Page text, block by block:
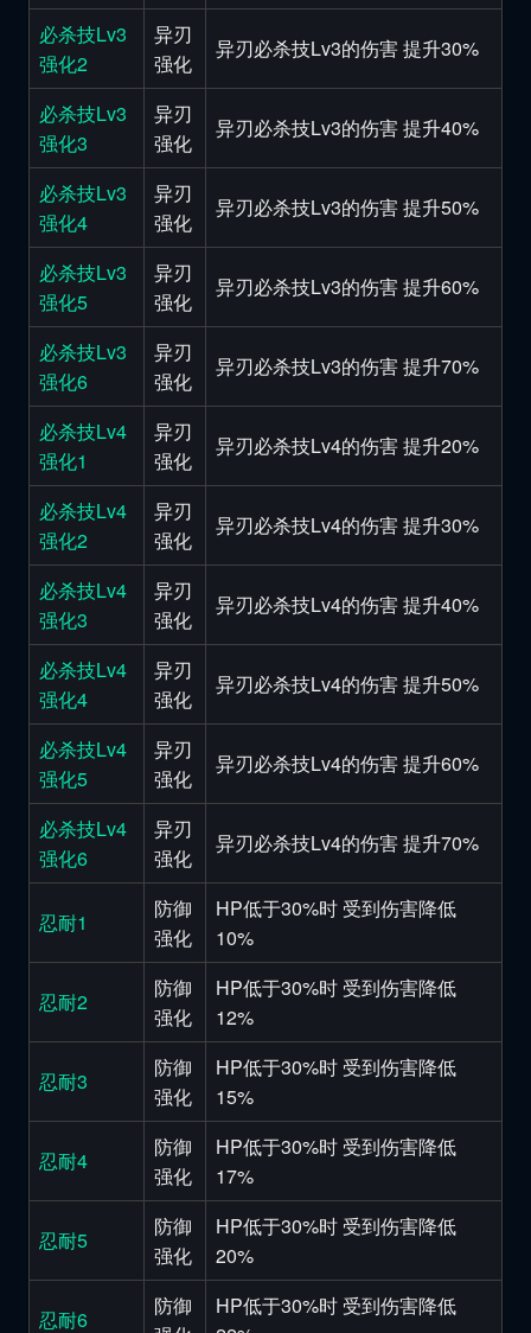
必杀技Lv3
强化2
异刃
强化
异刃必杀技Lv3的伤害 提升30%
必杀技Lv3
强化3
异刃
强化
异刃必杀技Lv3的伤害 提升40%
必杀技Lv3
强化4
异刃
强化
异刃必杀技Lv3的伤害 提升50%
必杀技Lv3
强化5
异刃
强化
异刃必杀技Lv3的伤害 提升60%
必杀技Lv3
强化6
异刃
强化
异刃必杀技Lv3的伤害 提升70%
必杀技Lv4
强化1
异刃
强化
异刃必杀技Lv4的伤害 提升20%
必杀技Lv4
强化2
异刃
强化
异刃必杀技Lv4的伤害 提升30%
必杀技Lv4
强化3
异刃
强化
异刃必杀技Lv4的伤害 提升40%
必杀技Lv4
强化4
异刃
强化
异刃必杀技Lv4的伤害 提升50%
必杀技Lv4
强化5
异刃
强化
异刃必杀技Lv4的伤害 提升60%
必杀技Lv4
强化6
异刃
强化
异刃必杀技Lv4的伤害 提升70%
忍耐1
防御
强化
HP低于30%时 受到伤害降低
10%
忍耐2
防御
强化
HP低于30%时 受到伤害降低
12%
忍耐3
防御
强化
HP低于30%时 受到伤害降低
15%
忍耐4
防御
强化
HP低于30%时 受到伤害降低
17%
忍耐5
防御
强化
HP低于30%时 受到伤害降低
20%
忍耐6
防御
HP低于30%时 受到伤害降低